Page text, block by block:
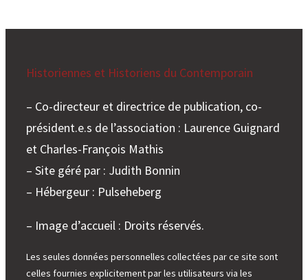
Historiennes et Historiens du Contemporain
– Co-directeur et directrice de publication, co-
président.e.s de l’association : Laurence Guignard
et Charles-François Mathis
– Site géré par : Judith Bonnin
– Hébergeur : Pulseheberg
– Image d’accueil : Droits réservés.
Les seules données personnelles collectées par ce site sont
celles fournies explicitement par les utilisateurs via les